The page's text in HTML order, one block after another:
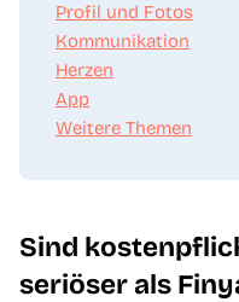
Profil und Fotos
Kommunikation
Herzen
App
Weitere Themen
Sind
seriöser als